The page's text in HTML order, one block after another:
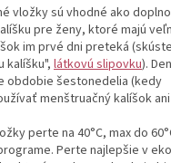
vložky sú vhodné ako
pre ženy, ktoré majú
im prvé dni preteká
kalíšku", látkovú slipovku).
obdobie šestonedelia (kedy
menštruačný kalíšok
perte na 40°C, max do
Perte najlepšie v